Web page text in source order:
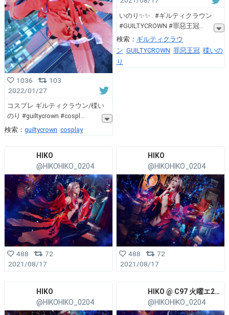
1036
103
2022/01/27
コスプレ ギルティクラウン/楪い
のり #guiltycrown #cospl
検索： guiltycrown cosplay
いのり✨✨ . #ギルティクラウン
#GUILTYCROWN #罪惡王冠
検索： ギルティクラウ
ン GUILTYCROWN 罪惡王冠 楪いの
り
HIKO
@HIKOHIKO_0204
488
72
2021/08/17
HIKO
@HIKOHIKO_0204
488
72
2021/08/17
HIKO
@HIKOHIKO_0204
HIKO @ C97 火曜エ26b
@HIKOHIKO_0204